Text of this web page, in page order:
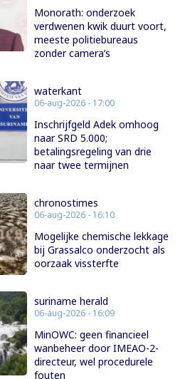
Monorath: onderzoek
verdwenen kwik duurt voort,
meeste politiebureaus
zonder camera’s
waterkant
06-aug-2026 - 17:00
Inschrijfgeld Adek omhoog
naar SRD 5.000;
betalingsregeling van drie
naar twee termijnen
chronostimes
06-aug-2026 - 16:10
Mogelijke chemische lekkage
bij Grassalco onderzocht als
oorzaak vissterfte
suriname herald
06-aug-2026 - 16:09
MinOWC: geen financieel
wanbeheer door IMEAO-2-
directeur, wel procedurele
fouten